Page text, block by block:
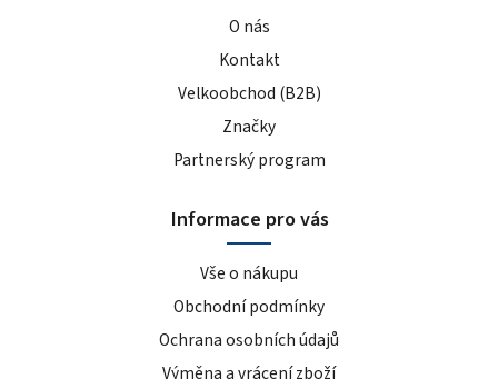
O nás
Kontakt
Velkoobchod (B2B)
Značky
Partnerský program
Informace pro vás
Vše o nákupu
Obchodní podmínky
Ochrana osobních údajů
Výměna a vrácení zboží